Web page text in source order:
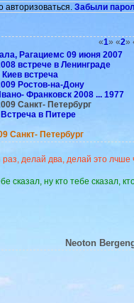
авторизоваться. Забыли
«1» «2»
Рагациемс 09 июня 2007
встрече в Ленинграде
встреча
Ростов-на-Дону
Франковск 2008 ... 1977
Санкт- Петербург
в Питере
Санкт- Петербург
раз, делай два, делай это лчше
сказал, ну кто тебе сказал,
Neoton